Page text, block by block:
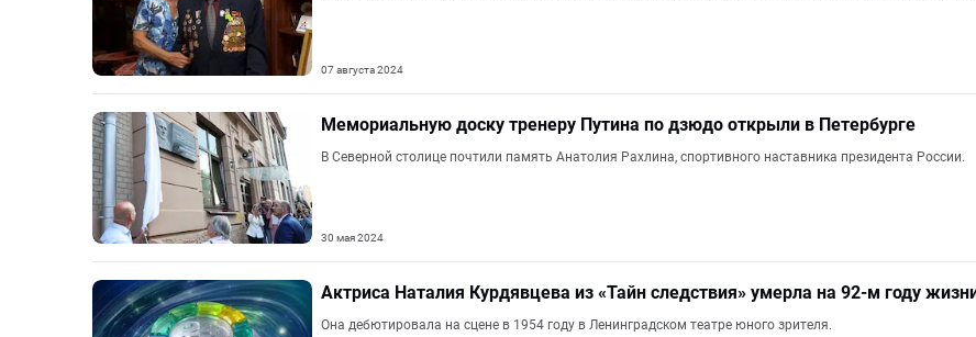
07 августа 2024
Мемориальную доску тренеру Путина по дзюдо открыли в Петербурге
В Северной столице почтили память Анатолия Рахлина, спортивного наставника президента России.
30 мая 2024
Актриса Наталия Курдявцева из «Тайн следствия» умерла на 92-м году
Она дебютировала на сцене в 1954 году в Ленинградском театре юного зрителя.